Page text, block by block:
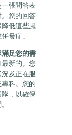
張問答表
您的回答
低這些風
發症。
足您的需
新的。您
及正在服
科。您的
，以確保